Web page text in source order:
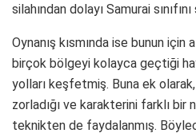
silahından dolayı Samurai
Oynanış kısmında ise bunun
birçok bölgeyi kolayca geçtiği
yolları keşfetmiş. Buna ek
zorladığı ve karakterini farklı
teknikten de faydalanmış.